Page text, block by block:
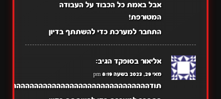
אבל באמת כל הכבוד על העבודה
המטורפת!
התחבר למערכת כדי להשתתף בדיון
אליאור בסופקד הגיב:
מאי 29, 2023 בשעה 8:19 pm